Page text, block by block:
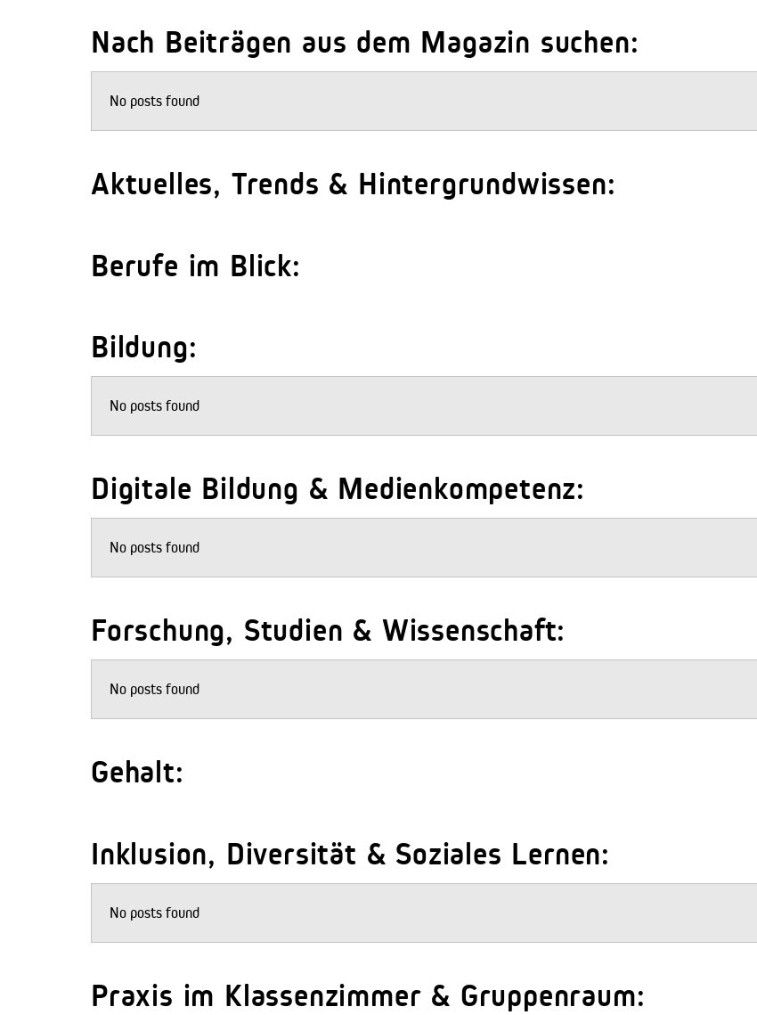
Nach Beiträgen aus dem Magazin suchen:
No posts found
Aktuelles, Trends & Hintergrundwissen:
Berufe im Blick:
Bildung:
No posts found
Digitale Bildung & Medienkompetenz:
No posts found
Forschung, Studien & Wissenschaft:
No posts found
Gehalt:
Inklusion, Diversität & Soziales Lernen:
No posts found
Praxis im Klassenzimmer & Gruppenraum: